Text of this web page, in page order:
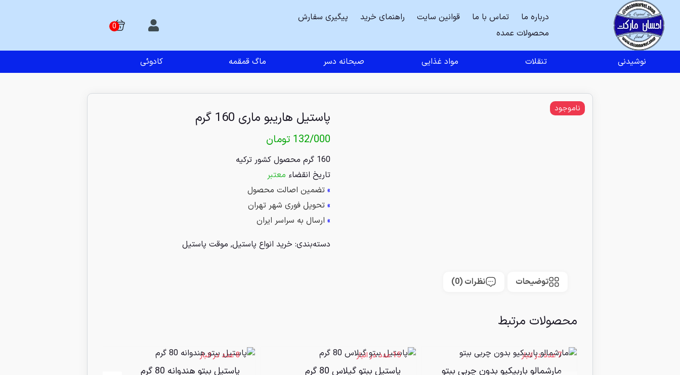
درباره ما تماس با ما قوانین سایت راهنمای خرید
پیگیری سفارش
محصولات عمده
نوشیدنی تنقلات مواد غذایی صبحانه دسر ماگ قمقمه کادوئی
پاستیل هاریبو ماری 160 گرم
132/000 تومان
160 گرم محصول کشور ترکیه
تاریخ انقضاء معتبر
» تضمین اصالت محصول
» تحویل فوری شهر تهران
» ارسال به سراسر ایران
ناموجود
دسته‌بندی: خرید انواع پاستیل, موقت پاستیل
توضیحات نظرات (0)
محصولات مرتبط
7 عدد در انبار
مارشمالو باربیکیو بدون چربی ببتو
15 عدد در انبار
پاستیل ببتو گیلاس 80 گرم
8 عدد در انبار
پاستیل ببتو هندوانه 80 گرم